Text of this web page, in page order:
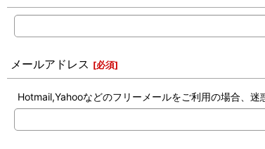
メールアドレス [必須]
Hotmail,Yahooなどのフリーメールをご利用の場合、